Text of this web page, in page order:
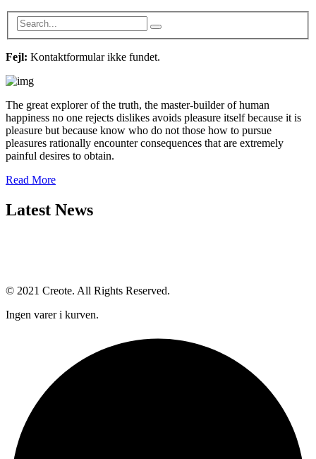
Fejl: Kontaktformular ikke fundet.
The great explorer of the truth, the master-builder of human
happiness no one rejects dislikes avoids pleasure itself because it is
pleasure but because know who do not those how to pursue
pleasures rationally encounter consequences that are extremely
painful desires to obtain.
Read More
Latest News
© 2021 Creote. All Rights Reserved.
Ingen varer i kurven.